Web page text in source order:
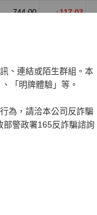
、連結或陌生群組。本
「明牌體驗」等。
為，請洽本公司反詐騙
部警政署165反詐騙諮詢